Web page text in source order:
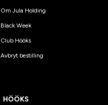
Om Jula Holding
Black Week
Club Hööks
Avbryt bestilling
HÖÖKS